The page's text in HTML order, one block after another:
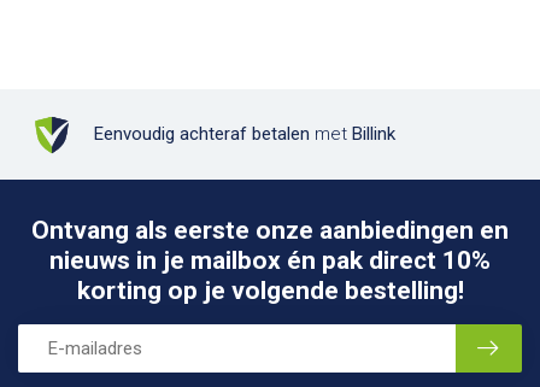
Eenvoudig achteraf betalen met Billink
Ontvang als eerste onze aanbiedingen en
nieuws in je mailbox én pak direct 10%
korting op je volgende bestelling!